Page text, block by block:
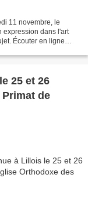
11 novembre, le
expression dans l'art
Écouter en ligne
25 et 26
Primat de